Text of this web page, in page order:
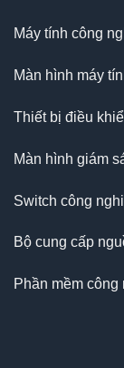
Máy tính công
Màn hình máy
Thiết bị điều
Màn hình giám
Switch công
Bộ cung cấp
Phần mềm công